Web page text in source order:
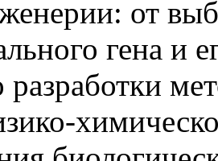
от
гена и
разработки